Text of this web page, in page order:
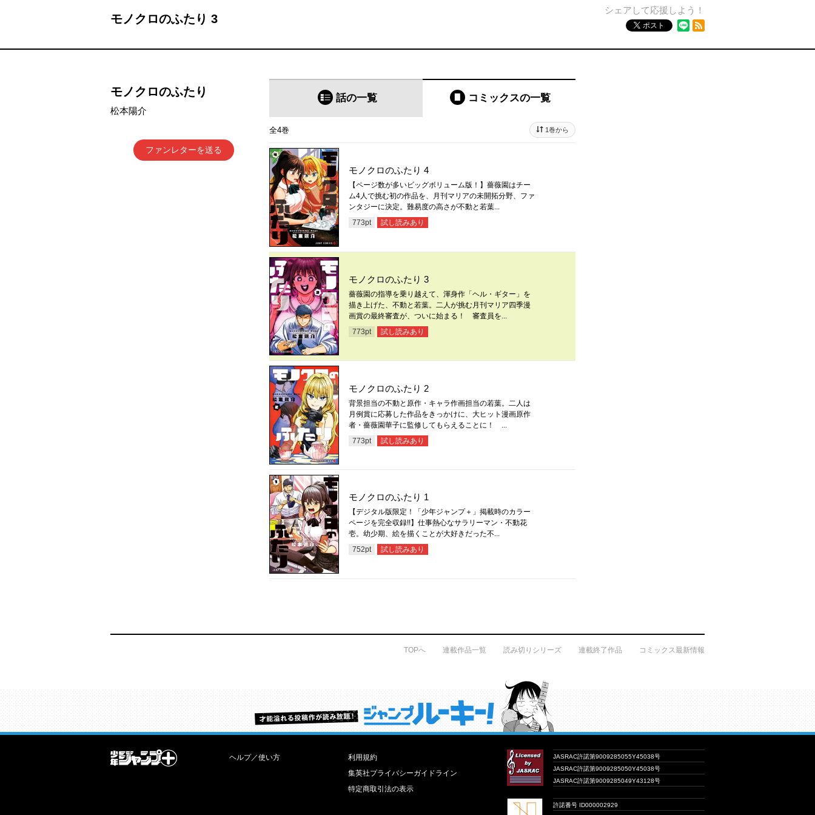
モノクロのふたり 3
シェアして応援しよう！
ポスト
モノクロのふたり
松本陽介
ファンレターを送る
話の一覧 コミックスの一覧
全4巻 1巻から
モノクロのふたり 4
【ページ数が多いビッグボリューム版！】薔薇園はチー
ム4人で挑む初の作品を、月刊マリアの未開拓分野、ファ
ンタジーに決定。難易度の高さが不動と若葉...
773pt 試し読みあり
モノクロのふたり 3
薔薇園の指導を乗り越えて、渾身作「ヘル・ギター」を
描き上げた、不動と若葉。二人が挑む月刊マリア四季漫
画賞の最終審査が、ついに始まる！ 審査員を...
773pt 試し読みあり
モノクロのふたり 2
背景担当の不動と原作・キャラ作画担当の若葉。二人は
月例賞に応募した作品をきっかけに、大ヒット漫画原作
者・薔薇園華子に監修してもらえることに！ ...
773pt 試し読みあり
モノクロのふたり 1
【デジタル版限定！「少年ジャンプ＋」掲載時のカラー
ページを完全収録!!】仕事熱心なサラリーマン・不動花
壱。幼少期、絵を描くことが大好きだった不...
752pt 試し読みあり
TOPへ 連載作品一覧 読み切りシリーズ 連載終了作品 コミックス最新情報
才能溢れる投稿作が読み放題！ ジャンプルーキー！
ヘルプ／使い方
利用規約
集英社プライバシーガイドライン
特定商取引法の表示
JASRAC許諾第9009285055Y45038号
JASRAC許諾第9009285050Y45038号
JASRAC許諾第9009285049Y43128号
許諾番号 ID000002929